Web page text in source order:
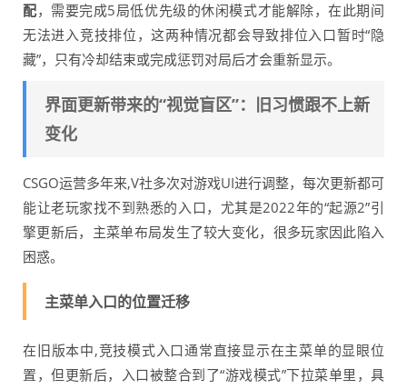
配，需要完成5局低优先级的休闲模式才能解除，在此期间
无法进入竞技排位，这两种情况都会导致排位入口暂时“隐
藏”，只有冷却结束或完成惩罚对局后才会重新显示。
界面更新带来的“视觉盲区”：旧习惯跟不上新
变化
CSGO运营多年来,V社多次对游戏UI进行调整，每次更新都可
能让老玩家找不到熟悉的入口，尤其是2022年的“起源2”引
擎更新后，主菜单布局发生了较大变化，很多玩家因此陷入
困惑。
主菜单入口的位置迁移
在旧版本中,竞技模式入口通常直接显示在主菜单的显眼位
置，但更新后，入口被整合到了“游戏模式”下拉菜单里，具